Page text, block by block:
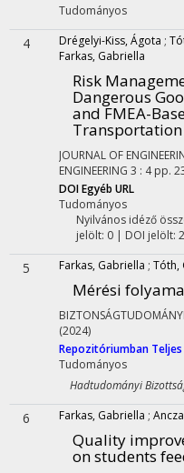
Tudományos
4 Drégelyi-Kiss, Ágota ;
Farkas, Gabriella
Risk
Dangerous
and FMEA-
Transportation
JOURNAL OF
ENGINEERING 3 : 4 pp.
DOIEgyéb URL
Tudományos
Nyilvános idéző
jelölt: 0 | DOI jelölt: 2
5 Farkas, Gabriella ; Tóth,
Mérési
(2024)
Repozitóriumban
Tudományos
Hadtudományi
6 Farkas, Gabriella ;
Quality
on students